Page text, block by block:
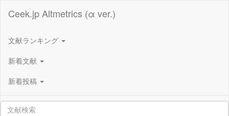
Ceek.jp Altmetrics (α ver.)
文献ランキング
新着文献
新着投稿